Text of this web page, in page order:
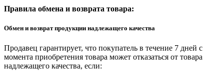
Правила обмена и возврата товара:
Обмен и возврат продукции надлежащего качества
Продавец гарантирует, что покупатель в течение 7 дней с
момента приобретения товара может отказаться от товара
надлежащего качества, если: